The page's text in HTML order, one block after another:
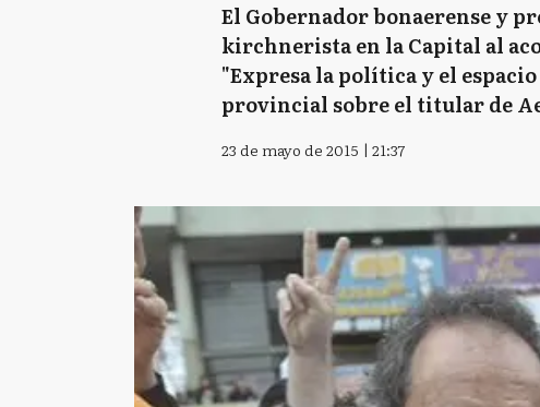
El Gobernador bonaerense y
kirchnerista en la Capital al
"Expresa la política y el
provincial sobre el titular de
23 de mayo de 2015 | 21:37